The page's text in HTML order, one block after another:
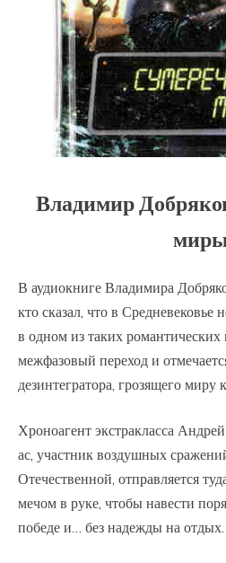
Владимир
В аудиокниге Владимира
кто сказал, что в Средневековье
в одном из таких романтических
межфазовый переход и
дезинтегратора, грозящего миру
Хроноагент экстракласса
ас, участник воздушных
Отечественной, отправляется
мечом в руке, чтобы навести
победе и… без надежды на отдых.